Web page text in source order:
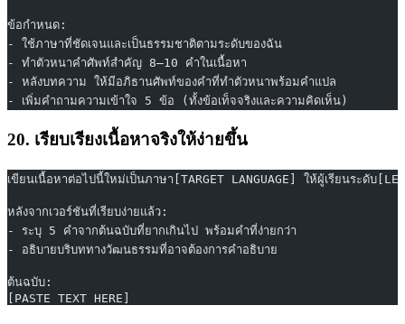
ข้อกำหนด:
- ใช้ภาษาที่ชัดเจนและเป็นธรรมชาติตามระดับของฉัน
- ทำตัวหนาคำศัพท์สำคัญ 8–10 คำในเนื้อหา
- หลังบทความ ให้มีอภิธานศัพท์ของคำที่ทำตัวหนาพร้อมคำแปล
- เพิ่มคำถามความเข้าใจ 5 ข้อ (ทั้งข้อเท็จจริงและความคิดเห็น)
20. เรียบเรียงเนื้อหาจริงให้ง่ายขึ้น
เขียนเนื้อหาต่อไปนี้ใหม่เป็นภาษา[TARGET LANGUAGE] ให้ผู้เรียนระดับ
หลังจากเวอร์ชันที่เรียบง่ายแล้ว:
- ระบุ 5 คำจากต้นฉบับที่ยากเกินไป พร้อมคำที่ง่ายกว่า
- อธิบายบริบททางวัฒนธรรมที่อาจต้องการคำอธิบาย
ต้นฉบับ:
[PASTE TEXT HERE]